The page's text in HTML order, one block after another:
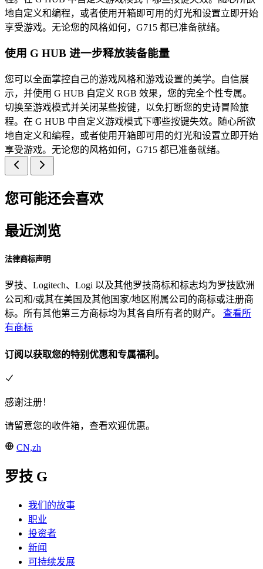
地自定义和编程，或者使用开箱即可用的灯光和设置立即开始
享受游戏。无论您的风格如何，G715 都已准备就绪。
使用 G HUB 进一步释放装备能量
您可以全面掌控自己的游戏风格和游戏设置的美学。自信展
示，并使用 G HUB 自定义 RGB 效果，您的完全个性专属。
切换至游戏模式并关闭某些按键，以免打断您的史诗冒险旅
程。在 G HUB 中自定义游戏模式下哪些按键失效。随心所欲
地自定义和编程，或者使用开箱即可用的灯光和设置立即开始
享受游戏。无论您的风格如何，G715 都已准备就绪。
您可能还会喜欢
最近浏览
法律商标声明
罗技、Logitech、Logi 以及其他罗技商标和标志均为罗技欧洲
公司和/或其在美国及其他国家/地区附属公司的商标或注册商
标。所有其他第三方商标均为其各自所有者的财产。 查看所
有商标
订阅以获取您的特别优惠和专属福利。
感谢注册！
请留意您的收件箱，查看欢迎优惠。
CN,zh
罗技 G
我们的故事
职业
投资者
新闻
可持续发展